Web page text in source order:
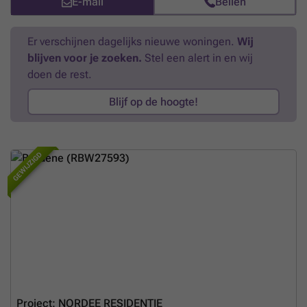
Er verschijnen dagelijks nieuwe woningen. Wij
blijven voor je zoeken. Stel een alert in en wij
doen de rest.
Blijf op de hoogte!
GEWIJZIGD
Project: NORDEE RESIDENTIE